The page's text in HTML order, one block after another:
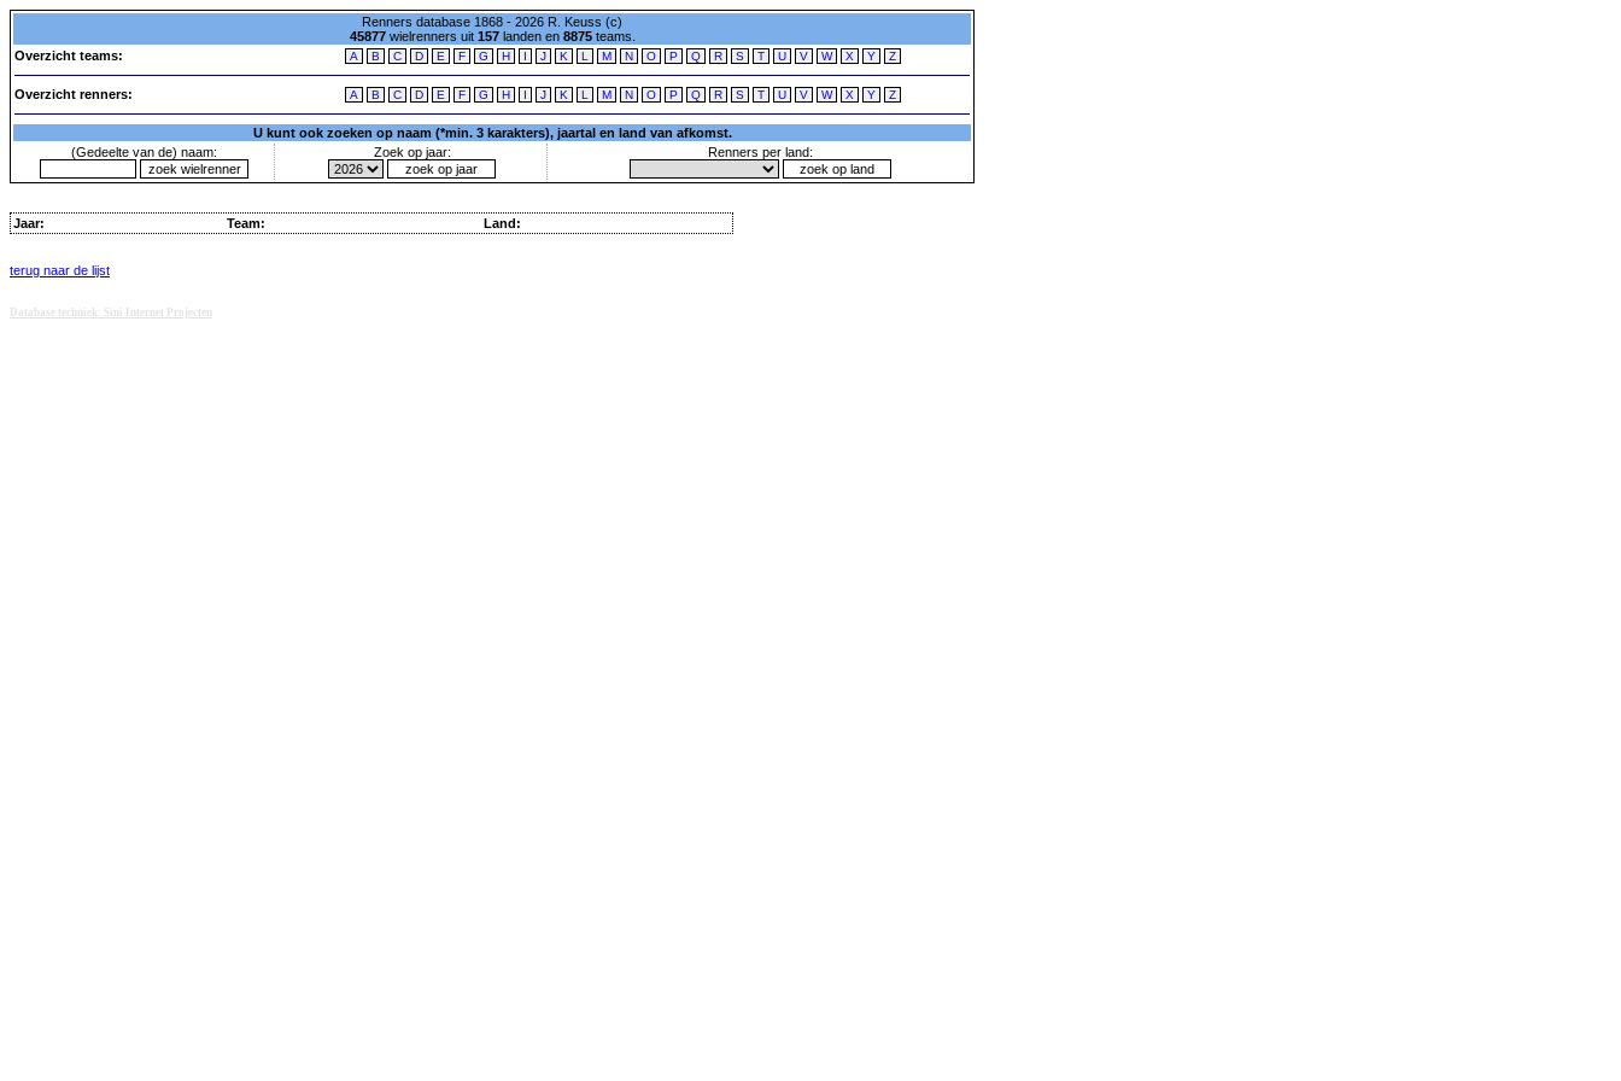
Renners database 1868 - 2026 R. Keuss (c)
45877wielrenners uit 157landen en 8875teams.
Overzicht teams:
A B C D E F G H I J K L M N O P Q R S T U V W X Y Z
Overzicht renners: A B C D E F G H I J K L M N O P Q R S T U V W X Y Z
U kunt ook zoeken op naam (*min. 3 karakters), jaartal en land van afkomst.
(Gedeelte van de) naam:
Zoek op jaar: Renners per land:
Jaar: Team: Land:
terug naar de lijst
Database techniek: Sini Internet Projecten